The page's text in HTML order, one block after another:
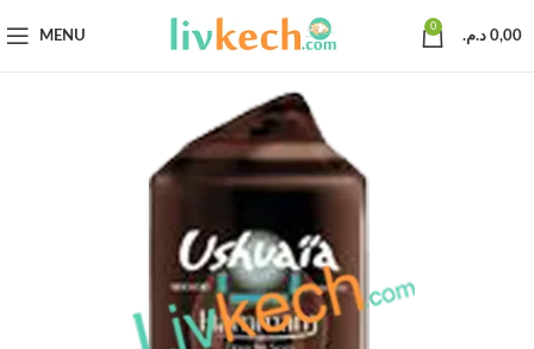
MENU
0
0,00 د.م.